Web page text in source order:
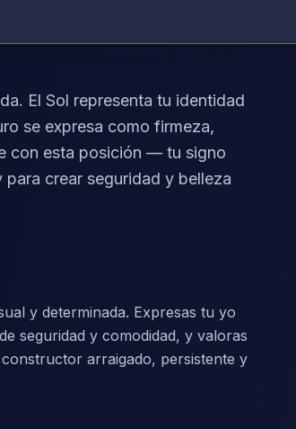
El Sol representa tu identidad
se expresa como firmeza,
con esta posición — tu signo
crear seguridad y belleza
y determinada. Expresas tu yo
seguridad y comodidad, y valoras
arraigado, persistente y